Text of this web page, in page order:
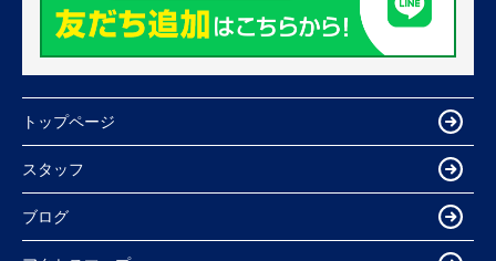
トップページ
スタッフ
ブログ